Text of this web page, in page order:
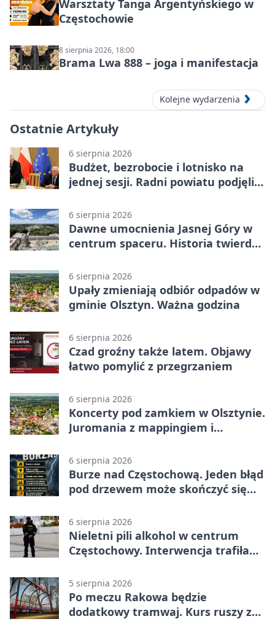
Warsztaty Tanga Argentyńskiego w
Częstochowie
8 sierpnia 2026, 18:00
Brama Lwa 888 – joga i manifestacja
Kolejne wydarzenia
Ostatnie Artykuły
6 sierpnia 2026
Budżet, bezrobocie i lotnisko na
jednej sesji. Radni powiatu podjęli
6 sierpnia 2026
Dawne umocnienia Jasnej Góry w
centrum spaceru. Historia twierdzy
6 sierpnia 2026
Upały zmieniają odbiór odpadów w
gminie Olsztyn. Ważna godzina
6 sierpnia 2026
Czad groźny także latem. Objawy
łatwo pomylić z przegrzaniem
6 sierpnia 2026
Koncerty pod zamkiem w Olsztynie.
Juromania z mappingiem i
6 sierpnia 2026
Burze nad Częstochową. Jeden błąd
pod drzewem może skończyć się
6 sierpnia 2026
Nieletni pili alkohol w centrum
Częstochowy. Interwencja trafiła
5 sierpnia 2026
Po meczu Rakowa będzie
dodatkowy tramwaj. Kurs ruszy ze